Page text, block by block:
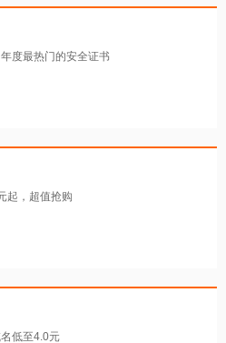
度最热门的安全证书
起，超值抢购
低至4.0元